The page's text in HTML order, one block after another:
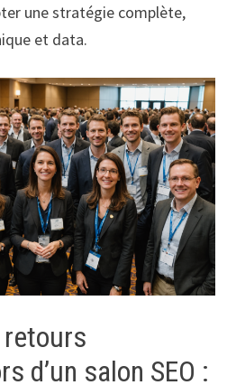
une stratégie complète,
et data.
d’un salon SEO :